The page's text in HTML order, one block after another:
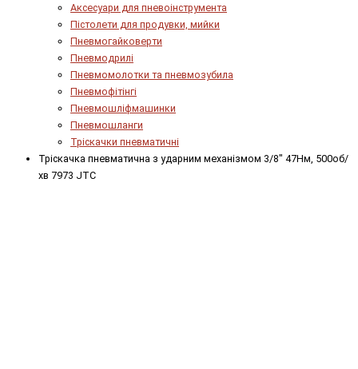
Аксесуари для пневоінструмента
Пістолети для продувки, мийки
Пневмогайковерти
Пневмодрилі
Пневмомолотки та пневмозубила
Пневмофітінгі
Пневмошліфмашинки
Пневмошланги
Тріскачки пневматичні
Тріскачка пневматична з ударним механізмом 3/8" 47Нм, 500об/
хв 7973 JTC